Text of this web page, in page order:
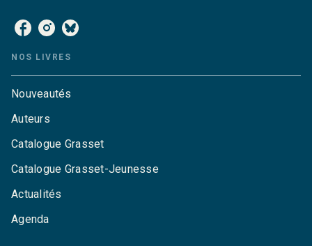
NOS LIVRES
Nouveautés
Auteurs
Catalogue Grasset
Catalogue Grasset-Jeunesse
Actualités
Agenda